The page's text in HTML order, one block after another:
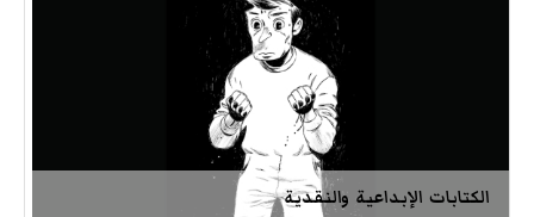
الكتابات الإبداعية والنقدية